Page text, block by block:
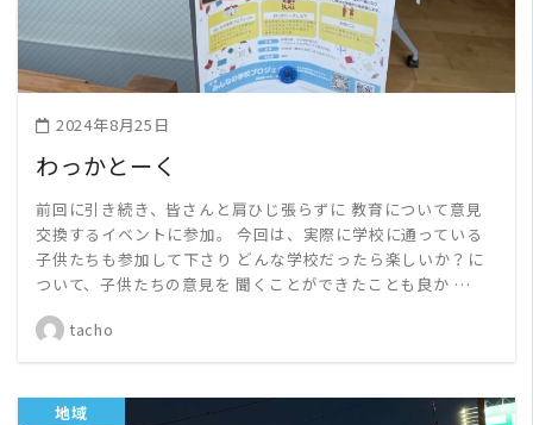
2024年8月25日
わっかとーく
前回に引き続き、皆さんと肩ひじ張らずに 教育について意見
交換するイベントに参加。 今回は、実際に学校に通っている
子供たちも参加して下さり どんな学校だったら楽しいか？に
ついて、子供たちの意見を 聞くことができたことも良か …
tacho
地域